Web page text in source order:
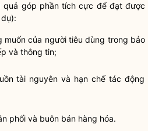
quả góp phần tích cực để đạt được
muốn của người tiêu dùng trong bảo
và thông tin;
tài nguyên và hạn chế tác động
phối và buôn bán hàng hóa.